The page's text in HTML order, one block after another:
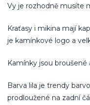
Vy je rozhodně musíte
Kraťasy i mikina mají
je kamínkové logo a
Kamínky jsou broušené
Barva lila je trendy
prodloužené na zadní